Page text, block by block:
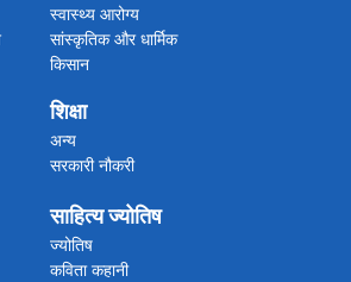
महाराष्ट्र गोवा
राजस्थान
बिहार झारखंड
असम हिमाचल प्रदेश
अन्य राज्य
स्वास्थ्य आरोग्य
सांस्कृतिक और धार्मिक
किसान
कारोबार
ब्रेकिंग न्यूज
विग्यान खबरें
शिक्षा
अन्य
सरकारी नौकरी
साहित्य ज्योतिष
ज्योतिष
कविता कहानी